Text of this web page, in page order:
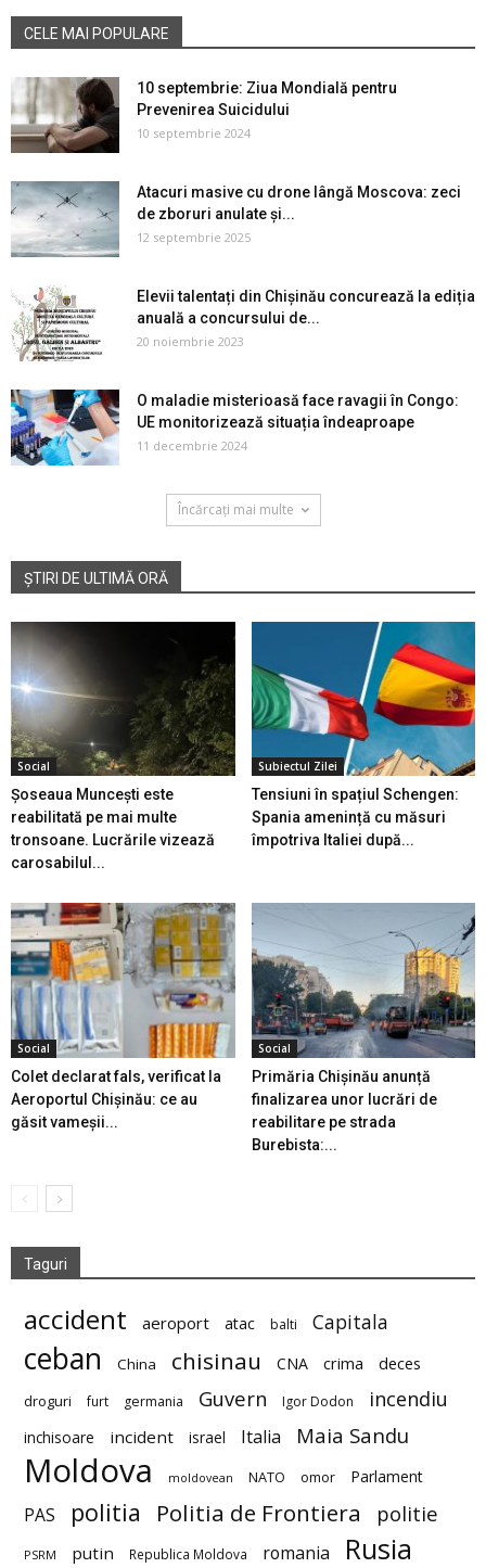
CELE MAI POPULARE
10 septembrie: Ziua Mondială pentru
Prevenirea Suicidului
10 septembrie 2024
Atacuri masive cu drone lângă Moscova: zeci
de zboruri anulate și...
12 septembrie 2025
Elevii talentați din Chișinău concurează la ediția
anuală a concursului de...
20 noiembrie 2023
O maladie misterioasă face ravagii în Congo:
UE monitorizează situația îndeaproape
11 decembrie 2024
Încărcați mai multe
ȘTIRI DE ULTIMĂ ORĂ
Social
Șoseaua Muncești este
reabilitată pe mai multe
tronsoane. Lucrările vizează
carosabilul...
Subiectul Zilei
Tensiuni în spațiul Schengen:
Spania amenință cu măsuri
împotriva Italiei după...
Social
Colet declarat fals, verificat la
Aeroportul Chișinău: ce au
găsit vameșii...
Social
Primăria Chișinău anunță
finalizarea unor lucrări de
reabilitare pe strada
Burebista:...
Taguri
accident aeroport atac balti Capitala
ceban China chisinau CNA crima deces
droguri furt germania Guvern Igor Dodon incendiu
inchisoare incident israel Italia Maia Sandu
Moldova moldovean NATO omor Parlament
PAS politia Politia de Frontiera politie
PSRM putin Republica Moldova romania Rusia